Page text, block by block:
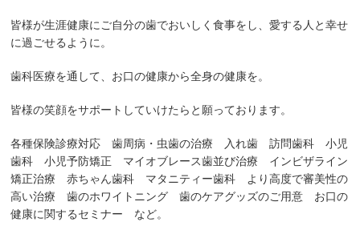
皆様が生涯健康にご自分の歯でおいしく食事をし、愛する人と幸せ
に過ごせるように。
歯科医療を通して、お口の健康から全身の健康を。
皆様の笑顔をサポートしていけたらと願っております。
各種保険診療対応 歯周病・虫歯の治療 入れ歯 訪問歯科 小児
歯科 小児予防矯正 マイオブレース歯並び治療 インビザライン
矯正治療 赤ちゃん歯科 マタニティー歯科 より高度で審美性の
高い治療 歯のホワイトニング 歯のケアグッズのご用意 お口の
健康に関するセミナー など。